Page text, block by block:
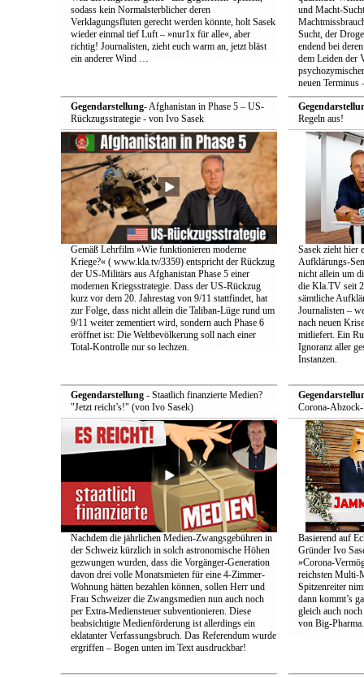
sodass kein Normalsterblicher deren
Verklagungsfluten gerecht werden könnte, holt Sasek
wieder einmal tief Luft – »nur1x für alle«, aber
richtig! Journalisten, zieht euch warm an, jetzt bläst
ein anderer Wind …
und Macht-
Sucht, der
endend bei
dem Leiden der
neuen Terminus
Gegendarstellung- Afghanistan in Phase 5 – US-
Rückzugsstrategie - von Ivo Sasek
Gemäß Lehrfilm »Wie funktionieren moderne
Kriege?« ( www.kla.tv/3359) entspricht der Rückzug
der US-Militärs aus Afghanistan Phase 5 einer
modernen Kriegsstrategie. Dass der US-Rückzug
kurz vor dem 20. Jahrestag von 9/11 stattfindet, hat
zur Folge, dass nicht allein die Taliban-Lüge rund um
9/11 weiter zementiert wird, sondern auch Phase 6
eröffnet ist: Die Weltbevölkerung soll nach einer
Total-Kontrolle nur so lechzen.
Regeln aus!
Sasek zieht hier
Aufklärungs-
nicht allein um
die Kla.TV seit
sämtliche
Journalisten –
nach neuen
mitliefert. Ein
Ignoranz aller
Instanzen.
Gegendarstellung- Staatlich finanzierte Medien?
"Jetzt reicht’s!" (von Ivo Sasek)
Nachdem die jährlichen Medien-Zwangsgebühren in
der Schweiz kürzlich in solch astronomische Höhen
gezwungen wurden, dass die Vorgänger-Generation
davon drei volle Monatsmieten für eine 4-Zimmer-
Wohnung hätten bezahlen können, sollen Herr und
Frau Schweizer die Zwangsmedien nun auch noch
per Extra-Mediensteuer subventionieren. Diese
beabsichtigte Medienförderung ist allerdings ein
eklatanter Verfassungsbruch. Das Referendum wurde
ergriffen – Bogen unten im Text ausdruckbar!
Corona-
Basierend auf
Gründer Ivo
»Corona-
reichsten Multi-
Spitzenreiter
dann kommt’s
gleich auch
von Big-